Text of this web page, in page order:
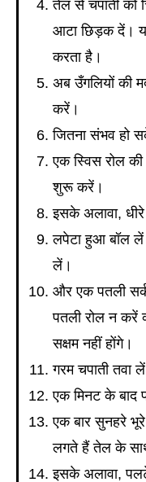
तेल से चपाती
आटा छिड़क दें।
करता है।
अब उँगलियों की
करें।
जितना संभव हो
एक स्विस रोल
शुरू करें।
इसके अलावा,
लपेटा हुआ बॉल
लें।
और एक पतली
पतली रोल न करें
सक्षम नहीं होंगे।
गरम चपाती तवा
एक मिनट के बाद
एक बार सुनहरे
लगते हैं तेल के
इसके अलावा,